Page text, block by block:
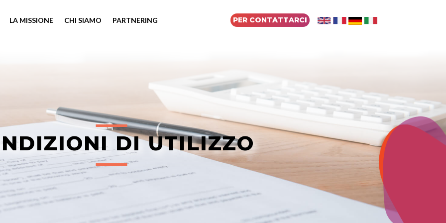
LA MISSIONE CHI SIAMO PARTNERING PER CONTATTARCI
DI UTILIZZO